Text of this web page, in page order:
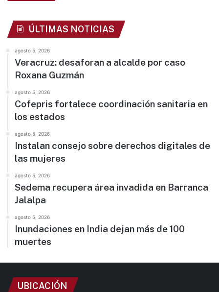
ÚLTIMAS NOTICIAS
agosto 5, 2026
Veracruz: desaforan a alcalde por caso
Roxana Guzmán
agosto 5, 2026
Cofepris fortalece coordinación sanitaria en
los estados
agosto 5, 2026
Instalan consejo sobre derechos digitales de
las mujeres
agosto 5, 2026
Sedema recupera área invadida en Barranca
Jalalpa
agosto 5, 2026
Inundaciones en India dejan más de 100
muertes
UBICACIÓN